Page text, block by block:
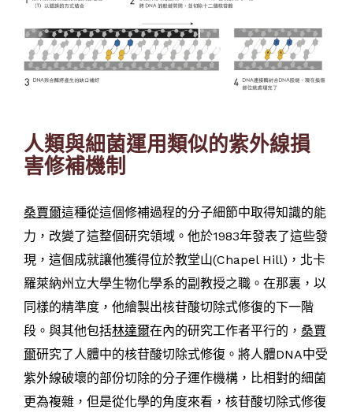
人類與細菌運用類似的紫外線損
害修補機制
桑賈爾這種從這個修補過程的分子細節中取得知識的能
力，改變了這整個研究領域。他於1983年發表了這些發
現，這個成就讓他獲得位於教堂山(Chapel Hill)，北卡
羅萊納州立大學生物化學系的副教授之職。在那裏，以
同樣的精準度，他繪製出核苷酸切除式修復的下一階
段。與其他包括林達爾在內的研究工作者平行的， 桑賈
爾研究了人體中的核苷酸切除式修復。將人體DNA中受
紫外線破壞的部份切除的分子運作機構，比相對的細菌
更為複雜，但是從化學的角度來看，核苷酸切除式修復